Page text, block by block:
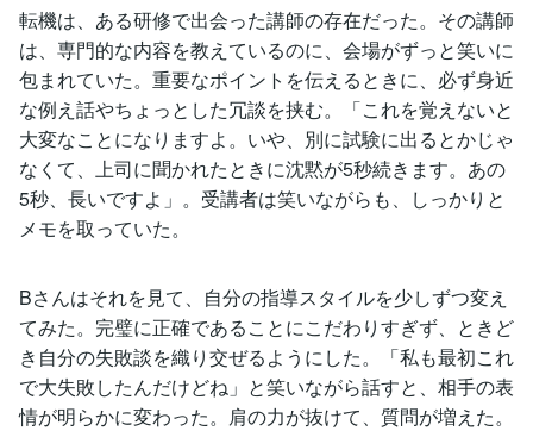
転機は、ある研修で出会った講師の存在だった。その講師
は、専門的な内容を教えているのに、会場がずっと笑いに
包まれていた。重要なポイントを伝えるときに、必ず身近
な例え話やちょっとした冗談を挟む。「これを覚えないと
大変なことになりますよ。いや、別に試験に出るとかじゃ
なくて、上司に聞かれたときに沈黙が5秒続きます。あの
5秒、長いですよ」。受講者は笑いながらも、しっかりと
メモを取っていた。
Bさんはそれを見て、自分の指導スタイルを少しずつ変え
てみた。完璧に正確であることにこだわりすぎず、ときど
き自分の失敗談を織り交ぜるようにした。「私も最初これ
で大失敗したんだけどね」と笑いながら話すと、相手の表
情が明らかに変わった。肩の力が抜けて、質問が増えた。